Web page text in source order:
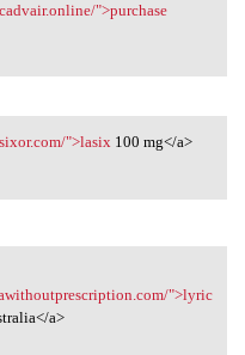
">purchase
">lasix 100 mg</a>
">lyric
a>